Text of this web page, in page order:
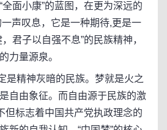
面小康”的蓝图，在更为深远的
声叹息，它是一种期待,更是一
君子以自强不息”的民族精神，
力量源泉。
精神灰暗的民族。梦就是火之
自由象征。而自由源于民族的激
但标志着中国共产党执政理念的